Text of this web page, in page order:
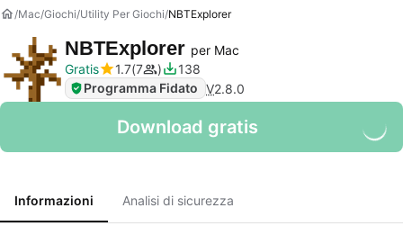
Mac Giochi Utility Per Giochi NBTExplorer
NBTExplorer per Mac
Gratis
1.7 7
138
Programma Fidato V2.8.0
Download gratis
Informazioni Analisi di sicurezza